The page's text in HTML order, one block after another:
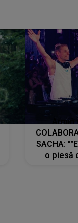
SACHA:
o piesă